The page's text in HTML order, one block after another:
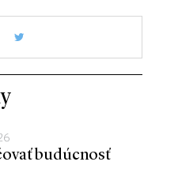
budúcnosť